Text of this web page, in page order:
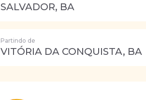
SALVADOR, BA
Partindo de
VITÓRIA DA CONQUISTA, BA